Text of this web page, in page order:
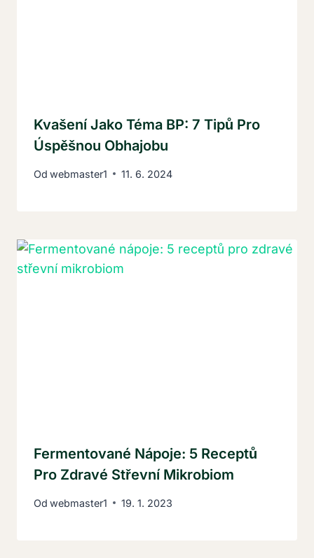
Kvašení Jako Téma BP: 7 Tipů Pro
Úspěšnou Obhajobu
Od webmaster1 11. 6. 2024
Fermentované Nápoje: 5 Receptů
Pro Zdravé Střevní Mikrobiom
Od webmaster1 19. 1. 2023